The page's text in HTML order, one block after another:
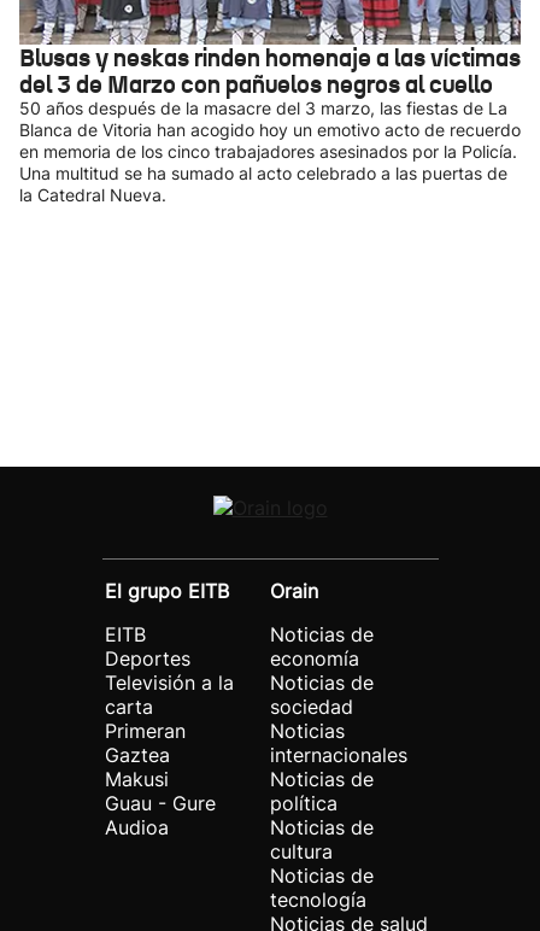
Blusas y neskas rinden homenaje a las víctimas
del 3 de Marzo con pañuelos negros al cuello
50 años después de la masacre del 3 marzo, las fiestas de La
Blanca de Vitoria han acogido hoy un emotivo acto de recuerdo
en memoria de los cinco trabajadores asesinados por la Policía.
Una multitud se ha sumado al acto celebrado a las puertas de
la Catedral Nueva.
El grupo EITB
EITB
Deportes
Televisión a la
carta
Primeran
Gaztea
Makusi
Guau - Gure
Audioa
Orain
Noticias de
economía
Noticias de
sociedad
Noticias
internacionales
Noticias de
política
Noticias de
cultura
Noticias de
tecnología
Noticias de salud